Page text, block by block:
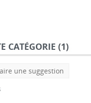
CATÉGORIE (1)
une suggestion